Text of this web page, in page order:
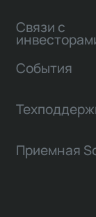
Связи с
События
Приемная